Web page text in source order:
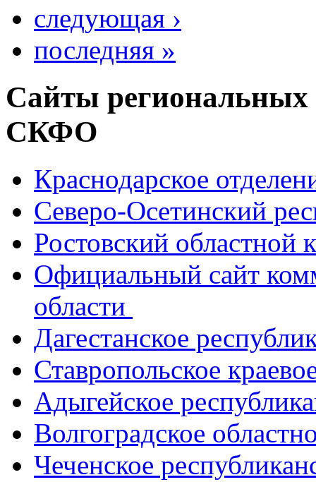
следующая ›
последняя »
Сайты
СКФО
Краснодарское
Северо-Осетинский
Ростовский
Официальный сайт
области
Дагестанское
Ставропольское
Адыгейское
Волгоградское
Чеченское